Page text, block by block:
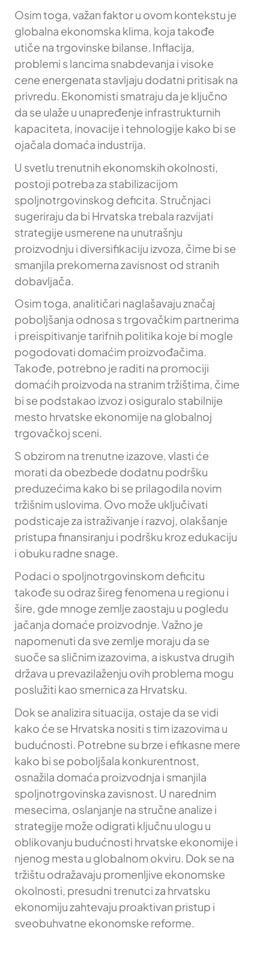
Osim toga, važan faktor u ovom kontekstu je
globalna ekonomska klima, koja takođe
utiče na trgovinske bilanse. Inflacija,
problemi s lancima snabdevanja i visoke
cene energenata stavljaju dodatni pritisak na
privredu. Ekonomisti smatraju da je ključno
da se ulaže u unapređenje infrastrukturnih
kapaciteta, inovacije i tehnologije kako bi se
ojačala domaća industrija.
U svetlu trenutnih ekonomskih okolnosti,
postoji potreba za stabilizacijom
spoljnotrgovinskog deficita. Stručnjaci
sugeriraju da bi Hrvatska trebala razvijati
strategije usmerene na unutrašnju
proizvodnju i diversifikaciju izvoza, čime bi se
smanjila prekomerna zavisnost od stranih
dobavljača.
Osim toga, analitičari naglašavaju značaj
poboljšanja odnosa s trgovačkim partnerima
i preispitivanje tarifnih politika koje bi mogle
pogodovati domaćim proizvođačima.
Takođe, potrebno je raditi na promociji
domaćih proizvoda na stranim tržištima, čime
bi se podstakao izvoz i osiguralo stabilnije
mesto hrvatske ekonomije na globalnoj
trgovačkoj sceni.
S obzirom na trenutne izazove, vlasti će
morati da obezbede dodatnu podršku
preduzećima kako bi se prilagodila novim
tržišnim uslovima. Ovo može uključivati
podsticaje za istraživanje i razvoj, olakšanje
pristupa finansiranju i podršku kroz edukaciju
i obuku radne snage.
Podaci o spoljnotrgovinskom deficitu
takođe su odraz šireg fenomena u regionu i
šire, gde mnoge zemlje zaostaju u pogledu
jačanja domaće proizvodnje. Važno je
napomenuti da sve zemlje moraju da se
suoče sa sličnim izazovima, a iskustva drugih
država u prevazilaženju ovih problema mogu
poslužiti kao smernica za Hrvatsku.
Dok se analizira situacija, ostaje da se vidi
kako će se Hrvatska nositi s tim izazovima u
budućnosti. Potrebne su brze i efikasne mere
kako bi se poboljšala konkurentnost,
osnažila domaća proizvodnja i smanjila
spoljnotrgovinska zavisnost. U narednim
mesecima, oslanjanje na stručne analize i
strategije može odigrati ključnu ulogu u
oblikovanju budućnosti hrvatske ekonomije i
njenog mesta u globalnom okviru. Dok se na
tržištu odražavaju promenljive ekonomske
okolnosti, presudni trenutci za hrvatsku
ekonomiju zahtevaju proaktivan pristup i
sveobuhvatne ekonomske reforme.